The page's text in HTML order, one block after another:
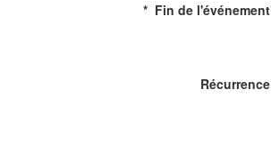
Fin de l'événement
Récurrence